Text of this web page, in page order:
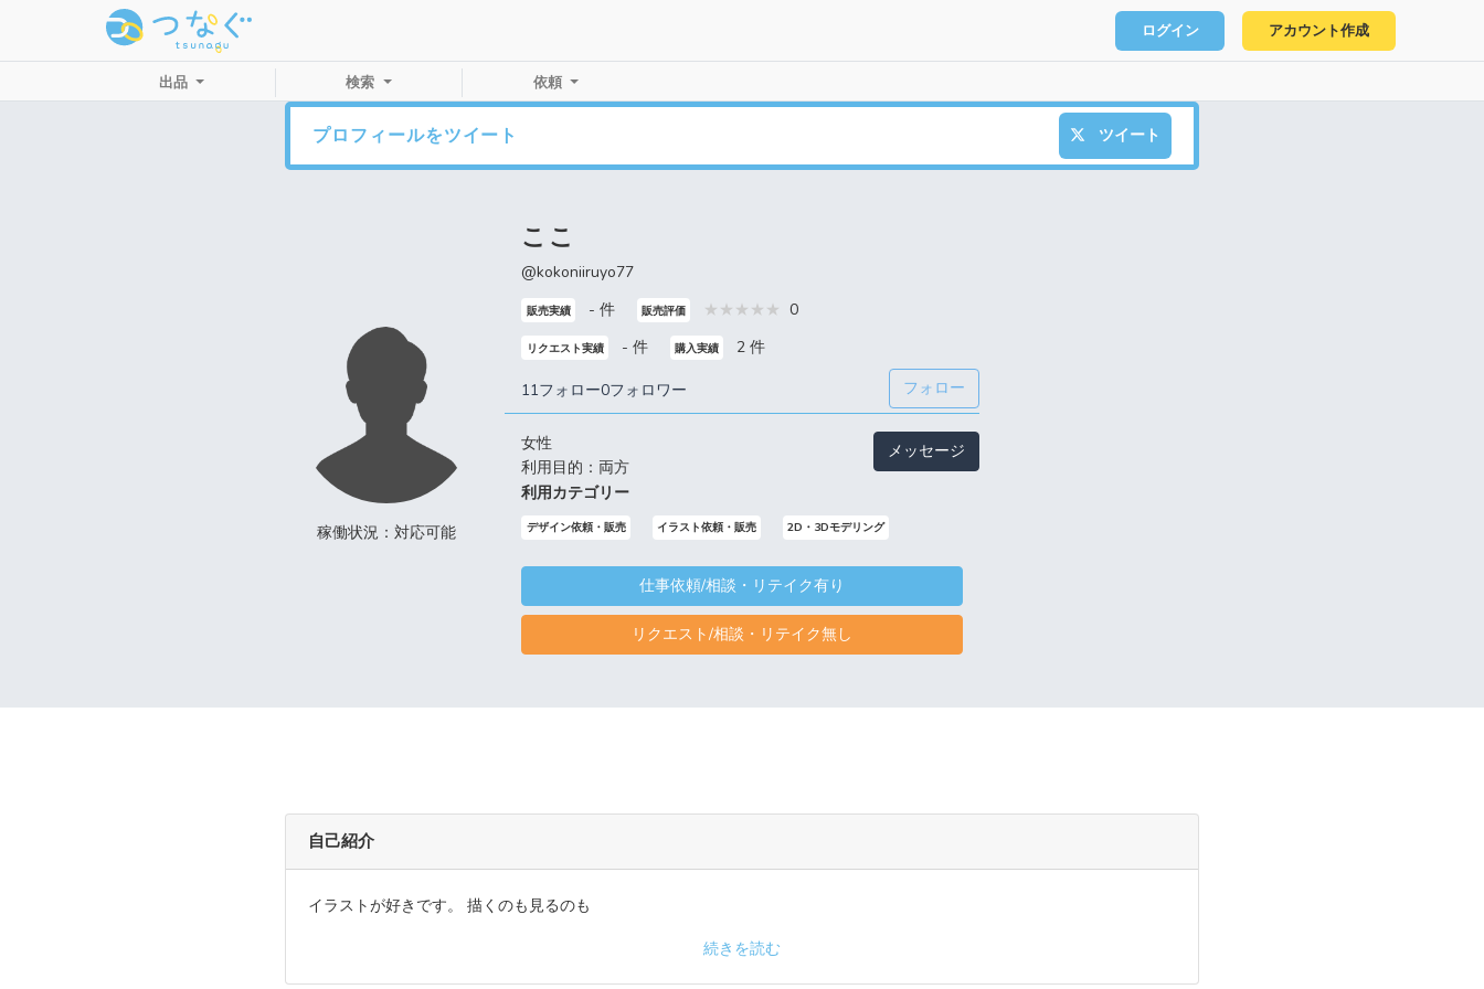
ログイン アカウント作成
出品 検索 依頼
プロフィールをツイート ツイート
稼働状況：対応可能
ここ
@kokoniiruyo77
販売実績 - 件 販売評価 0
リクエスト実績 - 件 購入実績 2 件
11フォロー0フォロワー フォロー
女性
利用目的：両方
メッセージ
利用カテゴリー
デザイン依頼・販売 イラスト依頼・販売 2D・3Dモデリング
仕事依頼/相談・リテイク有り
リクエスト/相談・リテイク無し
自己紹介
イラストが好きです。 描くのも見るのも
続きを読む